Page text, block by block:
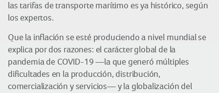
las tarifas de transporte marítimo es ya histórico, según
los expertos.
Que la inflación se esté produciendo a nivel mundial se
explica por dos razones: el carácter global de la
pandemia de COVID-19 —la que generó múltiples
dificultades en la producción, distribución,
comercialización y servicios— y la globalización del